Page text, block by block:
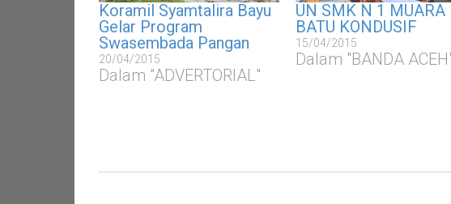
Koramil Syamtalira Bayu
Gelar Program
Swasembada Pangan
20/04/2015
Dalam "ADVERTORIAL"
UN SMK N 1 MUARA
BATU KONDUSIF
15/04/2015
Dalam "BANDA